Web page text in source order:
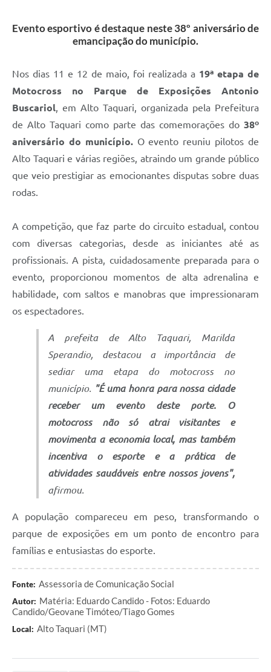
Evento esportivo é destaque neste 38º aniversário de
emancipação do município.
Nos dias 11 e 12 de maio, foi realizada a 19ª etapa de
Motocross no Parque de Exposições Antonio
Buscariol , em Alto Taquari, organizada pela Prefeitura
de Alto Taquari como parte das comemorações do 38º
aniversário do município. O evento reuniu pilotos de
Alto Taquari e várias regiões, atraindo um grande público
que veio prestigiar as emocionantes disputas sobre duas
rodas.
A competição, que faz parte do circuito estadual, contou
com diversas categorias, desde as iniciantes até as
profissionais. A pista, cuidadosamente preparada para o
evento, proporcionou momentos de alta adrenalina e
habilidade, com saltos e manobras que impressionaram
os espectadores.
A prefeita de Alto Taquari, Marilda
Sperandio, destacou a importância de
sediar uma etapa do motocross no
município.
"É uma honra para nossa cidade
receber um evento deste porte. O
motocross não só atrai visitantes e
movimenta a economia local, mas também
incentiva o esporte e a prática de
atividades saudáveis entre nossos jovens",
afirmou.
A população compareceu em peso, transformando o
parque de exposições em um ponto de encontro para
famílias e entusiastas do esporte.
Fonte: Assessoria de Comunicação Social
Autor: Matéria: Eduardo Candido - Fotos: Eduardo
Candido/Geovane Timóteo/Tiago Gomes
Local: Alto Taquari (MT)